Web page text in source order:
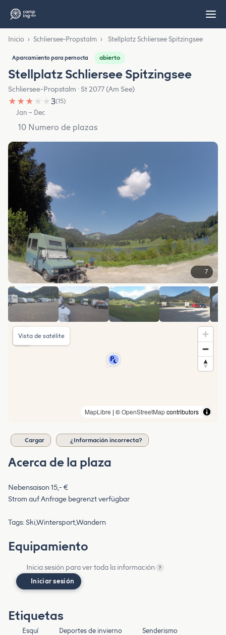
Inicio › Schliersee-Propstalm › Stellplatz Schliersee Spitzingsee
Aparcamiento para pernocta abierto
Stellplatz Schliersee Spitzingsee
Schliersee-Propstalm · St 2077 (Am See)
★ ★ ★ ★ ★3(15)
Jan – Dec
10 Numero de plazas
7
MapLibre | ©OpenStreetMapcontributors
Vista de satélite
Cargar ¿Información incorrecta?
Acerca de la plaza
Nebensaison 15,- €
Strom auf Anfrage begrenzt verfügbar
Tags: Ski,Wintersport,Wandern
Equipamiento
Inicia sesión para ver toda la información ?
Iniciar sesión
Etiquetas
Esquí Deportes de invierno Senderismo